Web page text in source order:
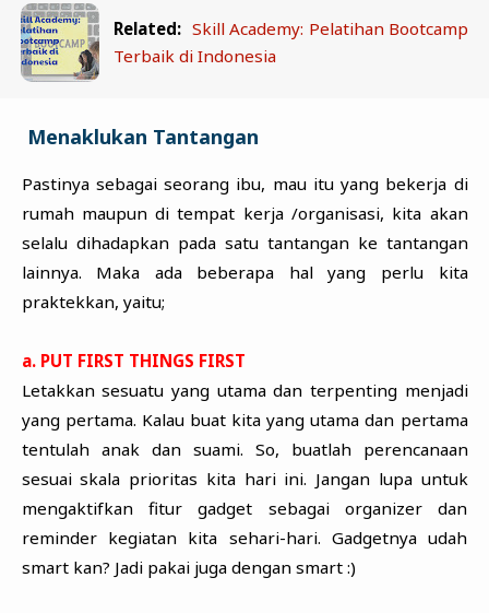
Related: Skill Academy: Pelatihan Bootcamp
Terbaik di Indonesia
Menaklukan Tantangan
Pastinya sebagai seorang ibu, mau itu yang bekerja di
rumah maupun di tempat kerja /organisasi, kita akan
selalu dihadapkan pada satu tantangan ke tantangan
lainnya. Maka ada beberapa hal yang perlu kita
praktekkan, yaitu;
a. PUT FIRST THINGS FIRST
Letakkan sesuatu yang utama dan terpenting menjadi
yang pertama. Kalau buat kita yang utama dan pertama
tentulah anak dan suami. So, buatlah perencanaan
sesuai skala prioritas kita hari ini. Jangan lupa untuk
mengaktifkan fitur gadget sebagai organizer dan
reminder kegiatan kita sehari-hari. Gadgetnya udah
smart kan? Jadi pakai juga dengan smart :)